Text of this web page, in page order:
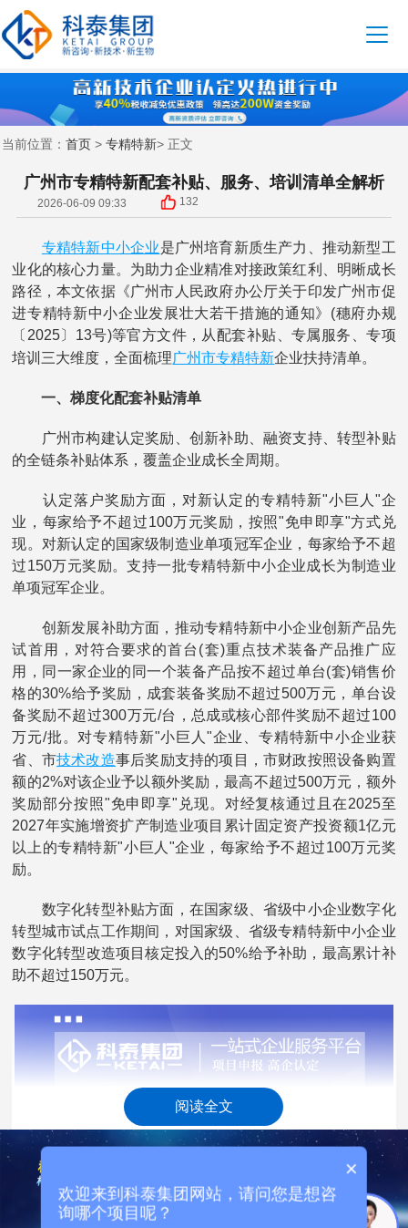
当前位置： 首页 > 专精特新> 正文
广州市专精特新配套补贴、服务、培训清单全解析
2026-06-09 09:33 132
专精特新中小企业是广州培育新质生产力、推动新型工
业化的核心力量。为助力企业精准对接政策红利、明晰成长
路径，本文依据《广州市人民政府办公厅关于印发广州市促
进专精特新中小企业发展壮大若干措施的通知》(穗府办规
〔2025〕13号)等官方文件，从配套补贴、专属服务、专项
培训三大维度，全面梳理广州市专精特新企业扶持清单。
一、梯度化配套补贴清单
广州市构建认定奖励、创新补助、融资支持、转型补贴
的全链条补贴体系，覆盖企业成长全周期。
认定落户奖励方面，对新认定的专精特新"小巨人"企
业，每家给予不超过100万元奖励，按照"免申即享"方式兑
现。对新认定的国家级制造业单项冠军企业，每家给予不超
过150万元奖励。支持一批专精特新中小企业成长为制造业
单项冠军企业。
创新发展补助方面，推动专精特新中小企业创新产品先
试首用，对符合要求的首台(套)重点技术装备产品推广应
用，同一家企业的同一个装备产品按不超过单台(套)销售价
格的30%给予奖励，成套装备奖励不超过500万元，单台设
备奖励不超过300万元/台，总成或核心部件奖励不超过100
万元/批。对专精特新"小巨人"企业、专精特新中小企业获
省、市技术改造事后奖励支持的项目，市财政按照设备购置
额的2%对该企业予以额外奖励，最高不超过500万元，额外
奖励部分按照"免申即享"兑现。对经复核通过且在2025至
2027年实施增资扩产制造业项目累计固定资产投资额1亿元
以上的专精特新"小巨人"企业，每家给予不超过100万元奖
励。
数字化转型补贴方面，在国家级、省级中小企业数字化
转型城市试点工作期间，对国家级、省级专精特新中小企业
数字化转型改造项目核定投入的50%给予补助，最高累计补
助不超过150万元。
阅读全文
×
欢迎来到科泰集团网站，请问您是想咨
询哪个项目呢？